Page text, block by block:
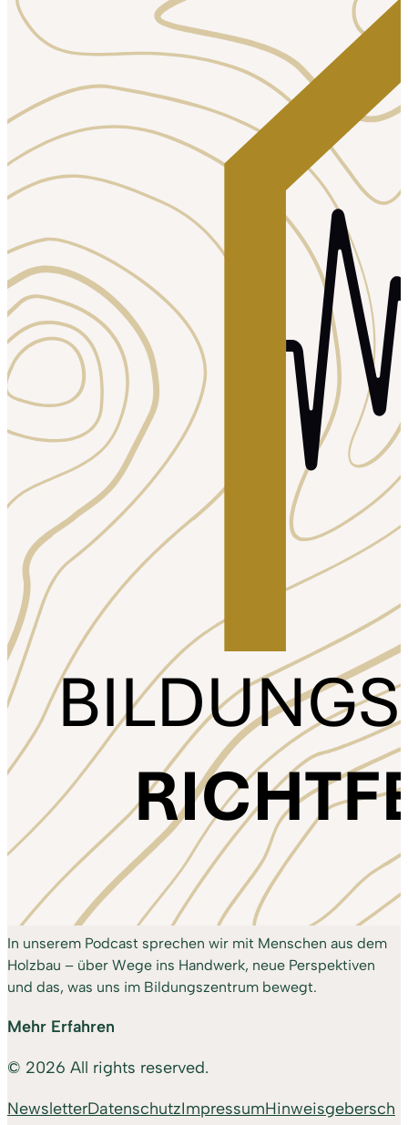
In unserem Podcast sprechen wir mit Menschen aus dem
Holzbau – über Wege ins Handwerk, neue Perspektiven
und das, was uns im Bildungszentrum bewegt.
Mehr Erfahren
© 2026 All rights reserved.
NewsletterDatenschutzImpressumHinweisgebersch